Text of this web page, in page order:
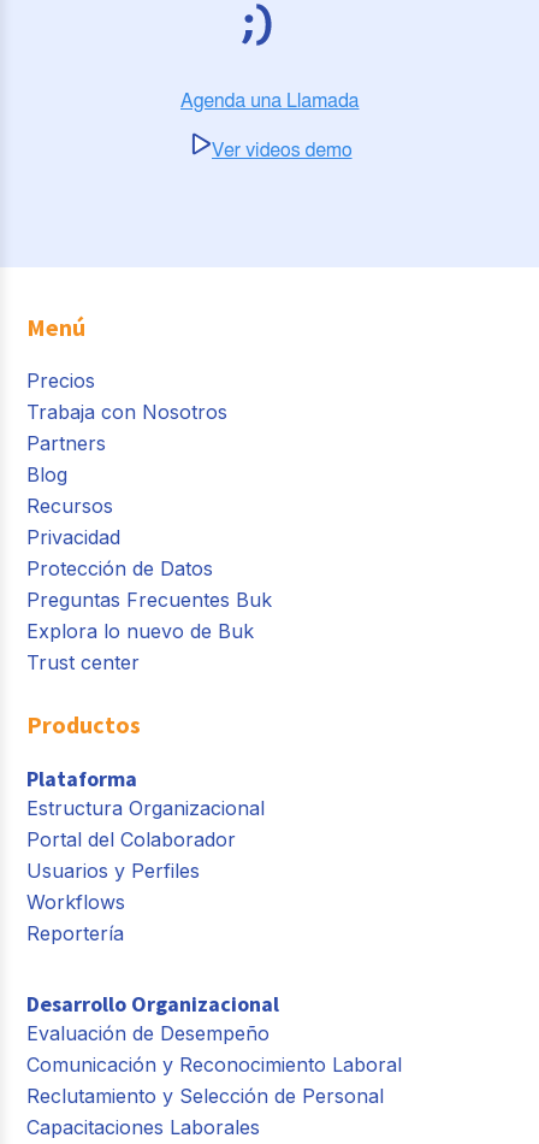
Menú
Precios
Trabaja con Nosotros
Partners
Blog
Recursos
Privacidad
Protección de Datos
Preguntas Frecuentes Buk
Explora lo nuevo de Buk
Trust center
Productos
Plataforma
Estructura Organizacional
Portal del Colaborador
Usuarios y Perfiles
Workflows
Reportería
Desarrollo Organizacional
Evaluación de Desempeño
Comunicación y Reconocimiento Laboral
Reclutamiento y Selección de Personal
Capacitaciones Laborales